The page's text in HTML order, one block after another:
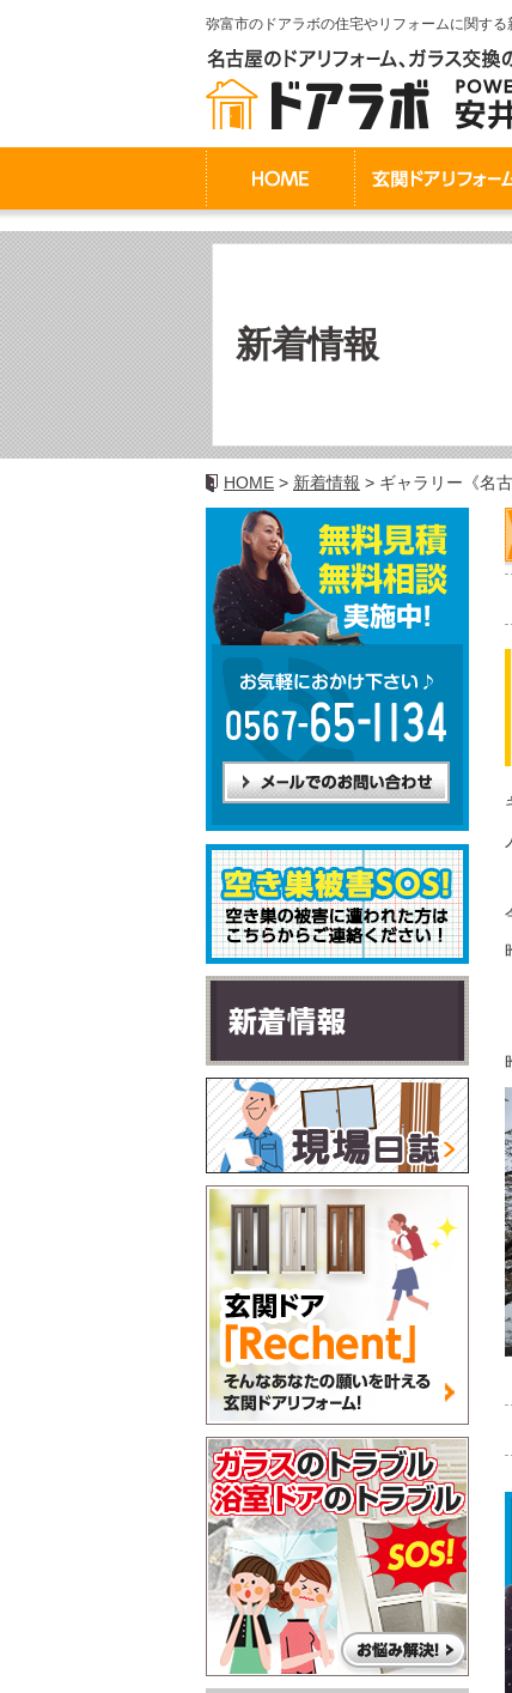
弥富市のドアラボの住宅やリフォームに関す
新着情報
HOME 新着情報 ギャラリー《名